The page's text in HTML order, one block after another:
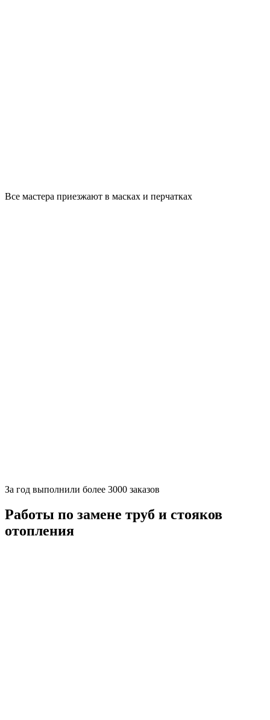
Все мастера приезжают в масках и перчатках
За год выполнили более 3000 заказов
Работы по замене труб и стояков
отопления